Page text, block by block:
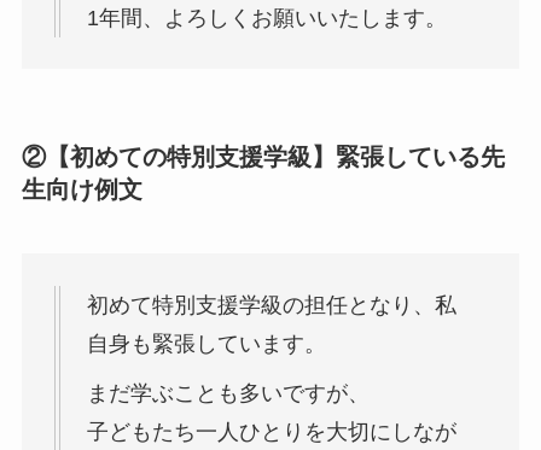
1年間、よろしくお願いいたします。
②【初めての特別支援学級】緊張している先
生向け例文
初めて特別支援学級の担任となり、私
自身も緊張しています。
まだ学ぶことも多いですが、
子どもたち一人ひとりを大切にしなが